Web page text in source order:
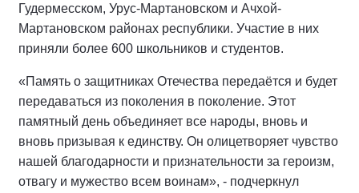
Гудермесском, Урус-Мартановском и Ачхой-
Мартановском районах республики. Участие в них
приняли более 600 школьников и студентов.
«Память о защитниках Отечества передаётся и будет
передаваться из поколения в поколение. Этот
памятный день объединяет все народы, вновь и
вновь призывая к единству. Он олицетворяет чувство
нашей благодарности и признательности за героизм,
отвагу и мужество всем воинам», - подчеркнул